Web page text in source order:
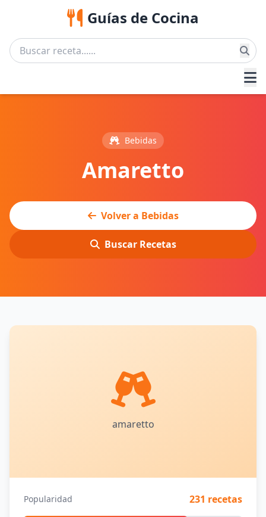
Guías de Cocina
Bebidas
Amaretto
Volver a Bebidas
Buscar Recetas
amaretto
Popularidad 231 recetas